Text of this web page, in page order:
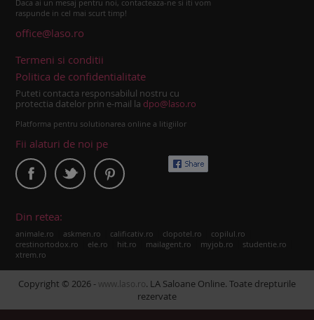
Daca ai un mesaj pentru noi, contacteaza-ne si iti vom
raspunde in cel mai scurt timp!
office@laso.ro
Termeni si conditii
Politica de confidentialitate
Puteti contacta responsabilul nostru cu
protectia datelor prin e-mail la dpo@laso.ro
Platforma pentru solutionarea online a litigiilor
Fii alaturi de noi pe
Din retea:
animale.ro askmen.ro calificativ.ro clopotel.ro copilul.ro
crestinortodox.ro ele.ro hit.ro mailagent.ro myjob.ro studentie.ro
xtrem.ro
Copyright © 2026 - www.laso.ro. LA Saloane Online. Toate drepturile
rezervate